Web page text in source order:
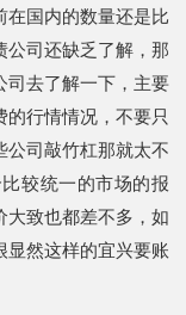
在国内的数量还是比
公司还缺乏了解，那
司去了解一下，主要
行情情况，不要只
公司敲竹杠那就太不
较统一的市场的报
大致也都差不多，如
显然这样的宜兴要账